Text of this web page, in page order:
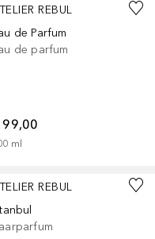
REBUL
de Parfum
de parfum
99,00
ml
REBUL